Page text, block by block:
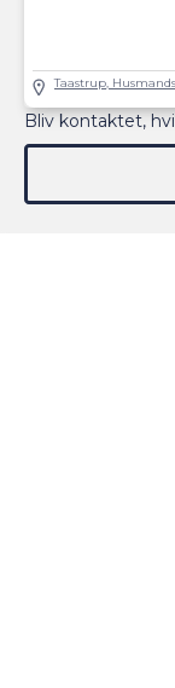
Taastrup,
Bliv kontaktet,